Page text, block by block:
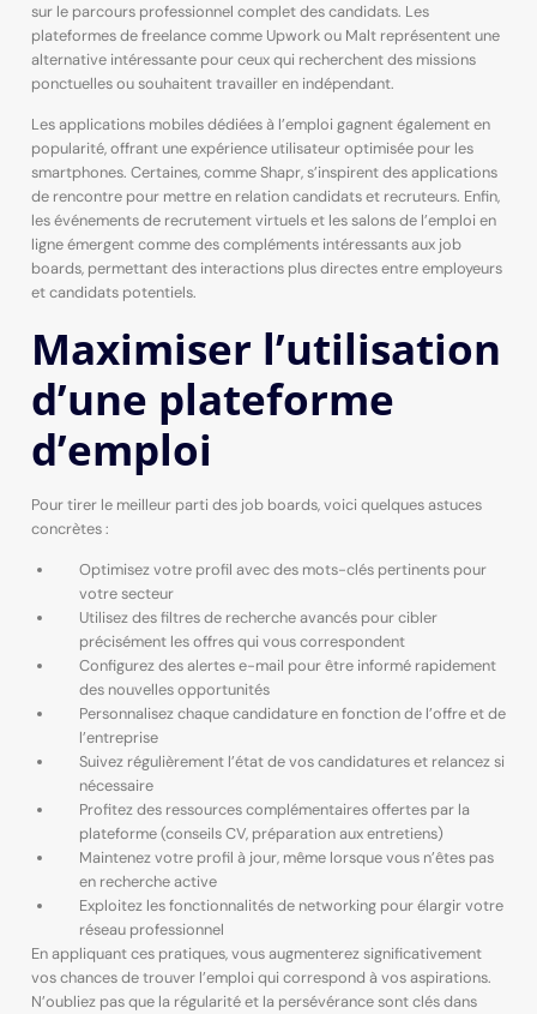
sur le parcours professionnel complet des candidats. Les
plateformes de freelance comme Upwork ou Malt représentent une
alternative intéressante pour ceux qui recherchent des missions
ponctuelles ou souhaitent travailler en indépendant.
Les applications mobiles dédiées à l’emploi gagnent également en
popularité, offrant une expérience utilisateur optimisée pour les
smartphones. Certaines, comme Shapr, s’inspirent des applications
de rencontre pour mettre en relation candidats et recruteurs. Enfin,
les événements de recrutement virtuels et les salons de l’emploi en
ligne émergent comme des compléments intéressants aux job
boards, permettant des interactions plus directes entre employeurs
et candidats potentiels.
Maximiser l’utilisation
d’une plateforme
d’emploi
Pour tirer le meilleur parti des job boards, voici quelques astuces
concrètes :
Optimisez votre profil avec des mots-clés pertinents pour
votre secteur
Utilisez des filtres de recherche avancés pour cibler
précisément les offres qui vous correspondent
Configurez des alertes e-mail pour être informé rapidement
des nouvelles opportunités
Personnalisez chaque candidature en fonction de l’offre et de
l’entreprise
Suivez régulièrement l’état de vos candidatures et relancez si
nécessaire
Profitez des ressources complémentaires offertes par la
plateforme (conseils CV, préparation aux entretiens)
Maintenez votre profil à jour, même lorsque vous n’êtes pas
en recherche active
Exploitez les fonctionnalités de networking pour élargir votre
réseau professionnel
En appliquant ces pratiques, vous augmenterez significativement
vos chances de trouver l’emploi qui correspond à vos aspirations.
N’oubliez pas que la régularité et la persévérance sont clés dans